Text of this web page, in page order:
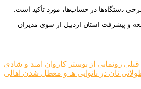
دستگاه‌ها در حساب‌ها، مورد تأکید است.
ملی و صندوق توسعه و پیشرفت استان اردبیل از سوی مدیران
راهبری
نوشته
قبلی رونمایی از پوستر کاروان امید و شادی
نان در نانوایی ها و معطل شدن اهالی